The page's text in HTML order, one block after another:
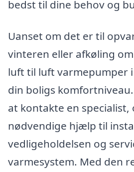
bedst til dine behov og
Uanset om det er til
vinteren eller afkøling
luft til luft varmepumper
din boligs
at kontakte en specialist,
nødvendige hjælp til
vedligeholdelsen og
varmesystem. Med den